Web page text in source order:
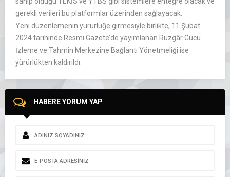
gerekli verileri bu platformlar üzerinden sağlayacak.
Yeni düzenlemenin yürürlüğe girmesiyle birlikte, 11 Şubat
2024 tarihinde Resmi Gazete’de yayımlanan Rüzgâr Gücü
İzleme ve Tahmin Merkezine Bağlantı Yönetmeliği ise
yürürlükten kaldırıldı.
HABERE YORUM YAP